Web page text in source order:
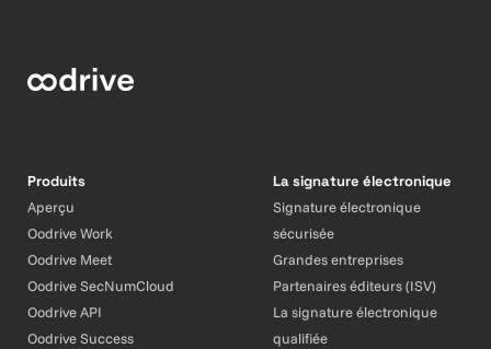
Produits
Aperçu
Oodrive Work
Oodrive Meet
Oodrive SecNumCloud
Oodrive API
Oodrive Success
La signature électronique
Signature électronique
sécurisée
Grandes entreprises
Partenaires éditeurs (ISV)
La signature électronique
qualifiée